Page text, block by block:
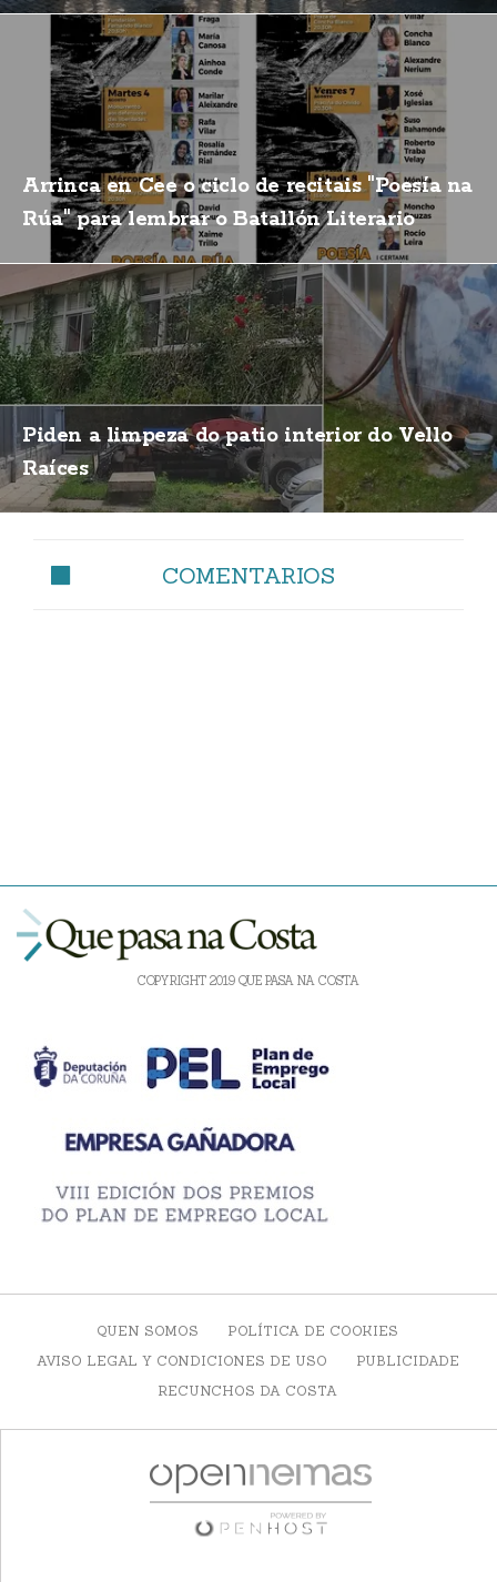
Arrinca en Cee o ciclo de recitais "Poesía na
Rúa" para lembrar o Batallón Literario
Piden a limpeza do patio interior do Vello
Raíces
COMENTARIOS
COPYRIGHT 2019 QUE PASA NA COSTA
QUEN SOMOS
POLÍTICA DE COOKIES
AVISO LEGAL Y CONDICIONES DE USO
PUBLICIDADE
RECUNCHOS DA COSTA